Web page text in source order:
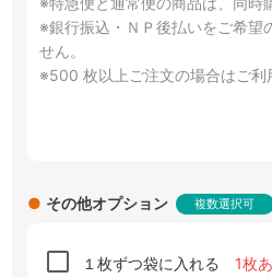
※銀行振込・ＮＰ後払いをご希望
せん。
※500 枚以上ご注文の場合はご利
● その他オプション 複数選択可
１枚ずつ袋に入れる 1枚